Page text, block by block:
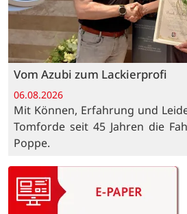
Vom Azubi zum Lackierprofi
06.08.2026
Mit Können, Erfahrung und
Tomforde seit 45 Jahren die
Poppe.